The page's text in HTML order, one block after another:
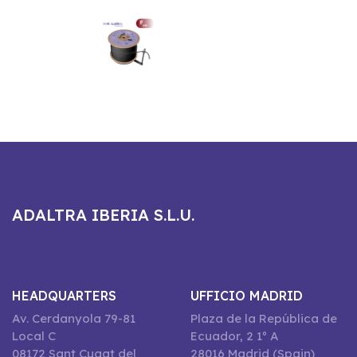
ADALTRA IBERIA S.L.U.
HEADQUARTERS
Av. Cerdanyola 79-81
Local C
08172 Sant Cugat del
UFFICIO MADRID
Plaza de la República de
Ecuador, 2 1º A
28016 Madrid (Spain)